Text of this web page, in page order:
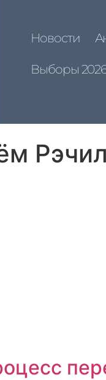
Новости
Выборы